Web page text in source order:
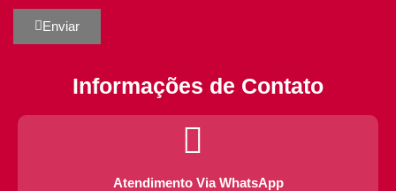
Enviar
Informações de Contato
Atendimento Via WhatsApp